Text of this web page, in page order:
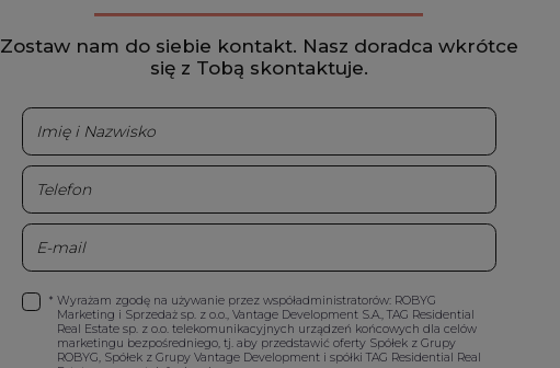
Zostaw nam do siebie kontakt. Nasz doradca wkrótce
się z Tobą skontaktuje.
* Wyrażam zgodę na używanie przez współadministratorów: ROBYG
Marketing i Sprzedaż sp. z o.o., Vantage Development S.A., TAG Residential
Real Estate sp. z o.o. telekomunikacyjnych urządzeń końcowych dla celów
marketingu bezpośredniego, tj. aby przedstawić oferty Spółek z Grupy
ROBYG, Spółek z Grupy Vantage Development i spółki TAG Residential Real